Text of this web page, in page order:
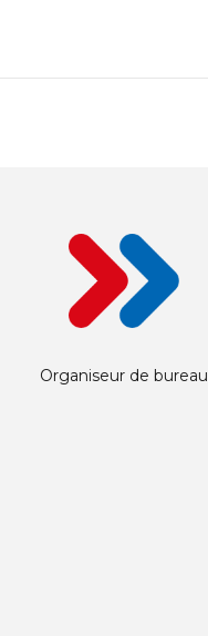
Organiseur de bureau